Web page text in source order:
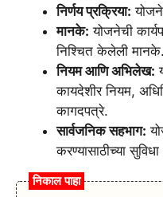
निर्णय प्रक्रिया:
मानके: योजनेची
निश्चित केलेली मानके.
नियम आणि अभिलेख:
कायदेशीर नियम,
कागदपत्रे.
सार्वजनिक सहभाग:
करण्यासाठीच्या
निकाल पाहा